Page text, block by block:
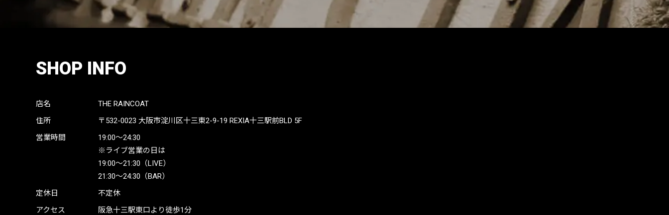
SHOP INFO
店名
THE RAINCOAT
住所
〒532-0023 大阪市淀川区十三東2-9-19 REXIA十三駅前BLD 5F
営業時間
19:00〜24:30
※ライブ営業の日は
19:00〜21:30（LIVE）
21:30〜24:30（BAR）
定休日
不定休
アクセス
阪急十三駅東口より徒歩1分